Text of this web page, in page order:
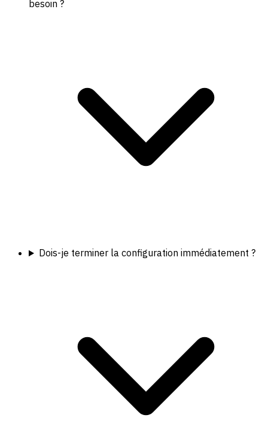
besoin ?
Dois-je terminer la configuration immédiatement ?